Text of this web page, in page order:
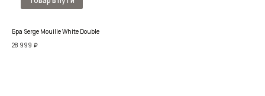
Бра Serge Mouille White Double
28 999 ₽